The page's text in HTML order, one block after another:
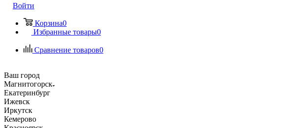
Войти
Корзина0
Избранные товары0
Сравнение товаров0
Ваш город
Магнитогорск
Екатеринбург
Ижевск
Иркутск
Кемерово